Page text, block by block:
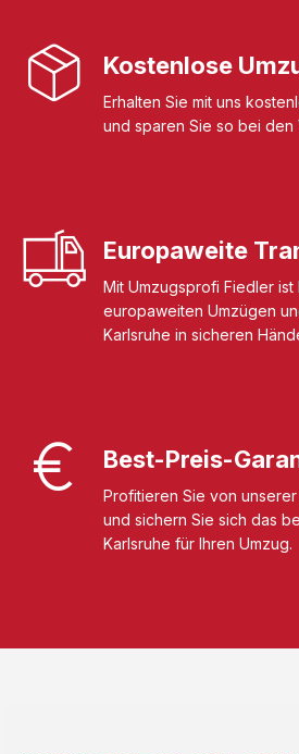
Kostenlose
Erhalten Sie mit uns
und sparen Sie so bei den
Europaweite
Mit Umzugsprofi Fiedler ist
europaweiten Umzügen
Karlsruhe in sicheren
Best-Preis-
Profitieren Sie von
und sichern Sie sich das
Karlsruhe für Ihren Umzug.